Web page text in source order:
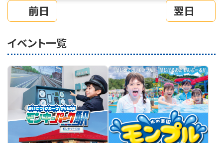
前日 翌日
イベント一覧